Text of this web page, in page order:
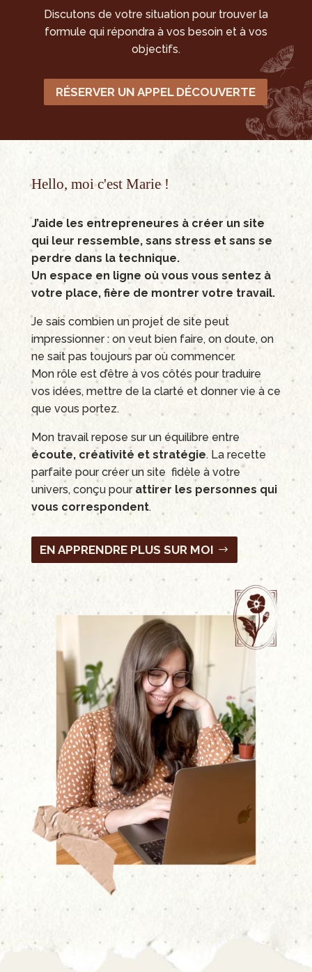
Discutons de votre situation pour trouver la
formule qui répondra à vos besoin et à vos
objectifs.
RÉSERVER UN APPEL DÉCOUVERTE
Hello, moi c'est Marie !
J’aide les entrepreneures à créer un site
qui leur ressemble, sans stress et sans se
perdre dans la technique.
Un espace en ligne où vous vous sentez à
votre place, fière de montrer votre travail.
Je sais combien un projet de site peut
impressionner : on veut bien faire, on doute, on
ne sait pas toujours par où commencer.
Mon rôle est d’être à vos côtés pour traduire
vos idées, mettre de la clarté et donner vie à ce
que vous portez.
Mon travail repose sur un équilibre entre
écoute, créativité et stratégie. La recette
parfaite pour créer un site fidèle à votre
univers, conçu pour attirer les personnes qui
vous correspondent.
EN APPRENDRE PLUS SUR MOI